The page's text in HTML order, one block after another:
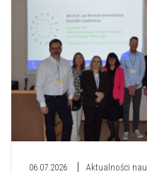
06.07.2026 Aktualności